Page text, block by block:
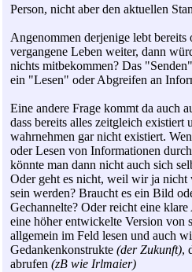
Person, nicht aber den aktuellen
Angenommen derjenige lebt bereits
vergangene Leben weiter, dann
nichts mitbekommen? Das
ein "Lesen" oder Abgreifen an
Eine andere Frage kommt da auch
dass bereits alles zeitgleich
wahrnehmen gar nicht existiert.
oder Lesen von Informationen
könnte man dann nicht auch sich
Oder geht es nicht, weil wir ja
sein werden? Braucht es ein Bild
Gechannelte? Oder reicht eine
eine höher entwickelte Version von
allgemein im Feld lesen und auch
Gedankenkonstrukte (der Zukunft),
abrufen (zB wie Irlmaier)